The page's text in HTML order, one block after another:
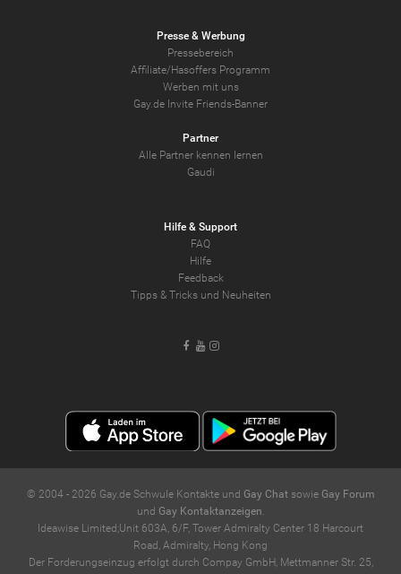
Presse & Werbung
Pressebereich
Affiliate/Hasoffers Programm
Werben mit uns
Gay.de Invite Friends-Banner
Partner
Alle Partner kennen lernen
Gaudi
Hilfe & Support
FAQ
Hilfe
Feedback
Tipps & Tricks und Neuheiten
Facebook
YoutubeInstagram
© 2004 - 2026 Gay.de Schwule Kontakte und Gay Chatsowie Gay Forum
und Gay Kontaktanzeigen.
Ideawise Limited;Unit 603A, 6/F, Tower Admiralty Center 18 Harcourt
Road, Admiralty, Hong Kong
Der Forderungseinzug erfolgt durch Compay GmbH, Mettmanner Str. 25,